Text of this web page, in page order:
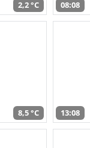
2,2 °C 08:08
8,5 °C 13:08